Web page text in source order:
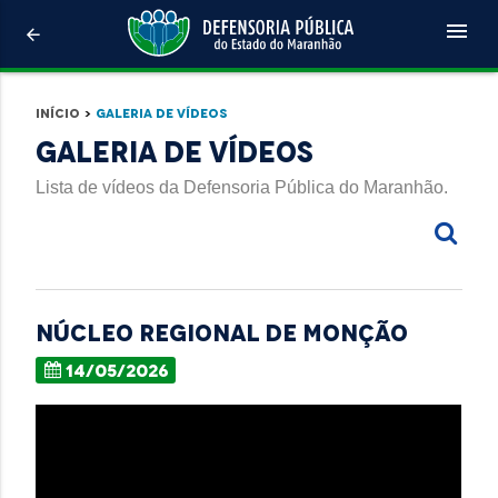
arrow_back menu
Início > Galeria de Vídeos
Galeria de Vídeos
Lista de vídeos da Defensoria Pública do Maranhão.
NÚCLEO REGIONAL DE MONÇÃO
14/05/2026